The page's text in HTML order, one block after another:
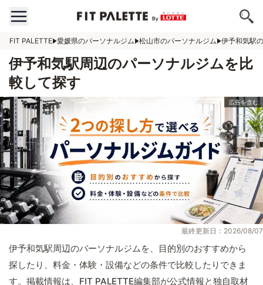
FIT PALETTE 愛媛県のパーソナルジム 松山市のパーソナルジム 伊予和気駅
伊予和気駅周辺のパーソナルジムを比
較して探す
最終更新日：2026/08/07
伊予和気駅周辺のパーソナルジムを、目的別のおすすめから
探したり、料金・体験・設備などの条件で比較したりできま
す。掲載情報は、FIT PALETTE編集部が公式情報と独自取材